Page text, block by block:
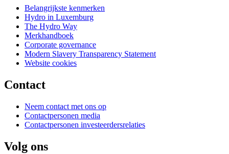
Belangrijkste kenmerken
Hydro in Luxemburg
The Hydro Way
Merkhandboek
Corporate governance
Modern Slavery Transparency Statement
Website cookies
Contact
Neem contact met ons op
Contactpersonen media
Contactpersonen investeerdersrelaties
Volg ons